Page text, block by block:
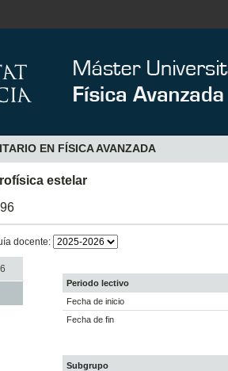
EN FÍSICA AVANZADA
estelar
docente:
Periodo lectivo
Fecha de inicio
Fecha de fin
Subgrupo